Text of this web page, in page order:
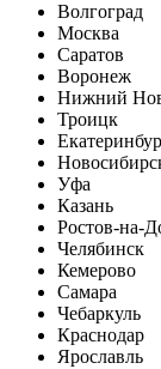
Волгоград
Москва
Саратов
Воронеж
Нижний
Троицк
Уфа
Казань
Ростов-на-
Челябинск
Кемерово
Самара
Чебаркуль
Краснодар
Ярославль